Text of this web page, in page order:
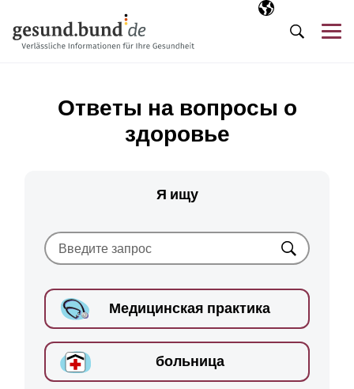
Выбранный
RU
Поиск
Ответы на вопросы о
здоровье
Я ищу
Искать
Медицинская практика
больница